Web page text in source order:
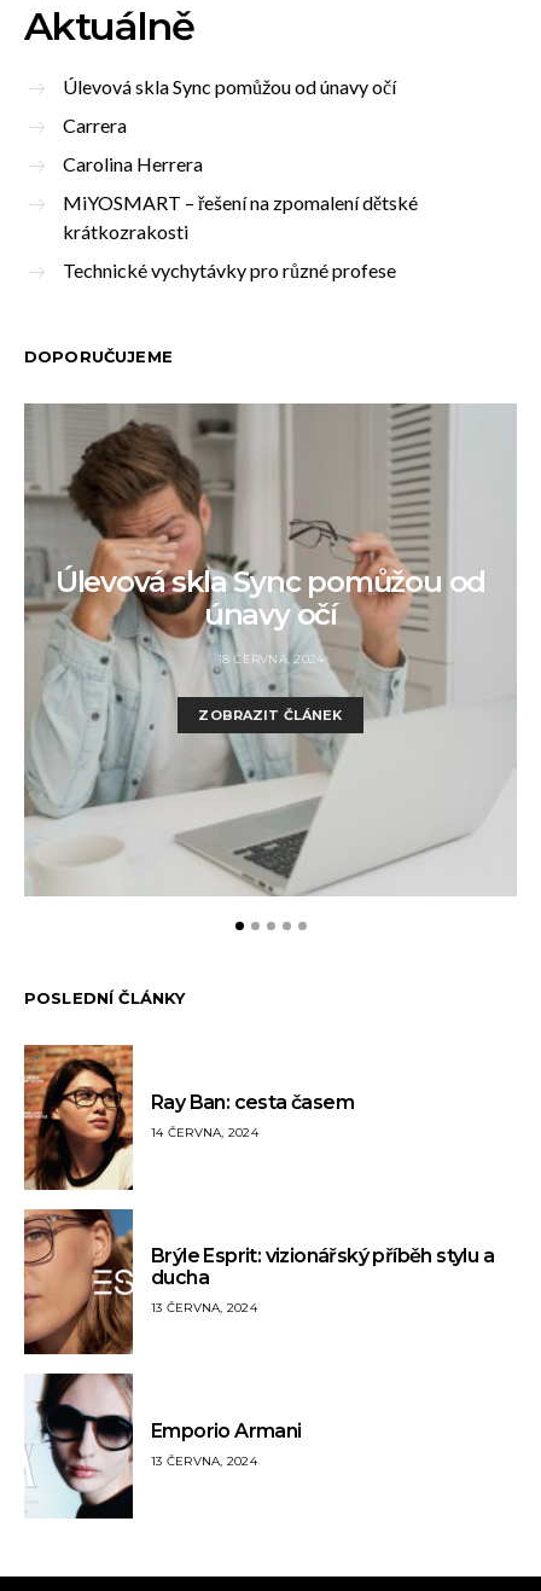
Aktuálně
Úlevová skla Sync pomůžou od únavy očí
Carrera
Carolina Herrera
MiYOSMART – řešení na zpomalení dětské
krátkozrakosti
Technické vychytávky pro různé profese
DOPORUČUJEME
Úlevová skla Sync pomůžou od
únavy očí
18 ČERVNA, 2024
ZOBRAZIT ČLÁNEK
POSLEDNÍ ČLÁNKY
Ray Ban: cesta časem
14 ČERVNA, 2024
Brýle Esprit: vizionářský příběh stylu a
ducha
13 ČERVNA, 2024
Emporio Armani
13 ČERVNA, 2024